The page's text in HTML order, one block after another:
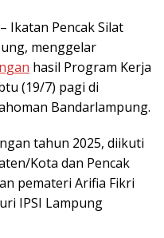
– Ikatan Pencak Silat
menggelar
hasil Program Kerja
(19/7) pagi di
Bandarlampung.
tahun 2025, diikuti
Kota dan Pencak
pemateri Arifia Fikri
IPSI Lampung